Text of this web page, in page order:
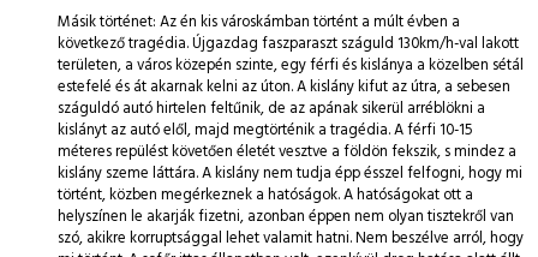
Másik történet: Az én kis városkámban történt a múlt évben a
következő tragédia. Újgazdag faszparaszt száguld 130km/h-val lakott
területen, a város közepén szinte, egy férfi és kislánya a közelben sétál
estefelé és át akarnak kelni az úton. A kislány kifut az útra, a sebesen
száguldó autó hirtelen feltűnik, de az apának sikerül arréblökni a
kislányt az autó elől, majd megtörténik a tragédia. A férfi 10-15
méteres repülést követően életét vesztve a földön fekszik, s mindez a
kislány szeme láttára. A kislány nem tudja épp ésszel felfogni, hogy mi
történt, közben megérkeznek a hatóságok. A hatóságokat ott a
helyszínen le akarják fizetni, azonban éppen nem olyan tisztekről van
szó, akikre korruptsággal lehet valamit hatni. Nem beszélve arról, hogy